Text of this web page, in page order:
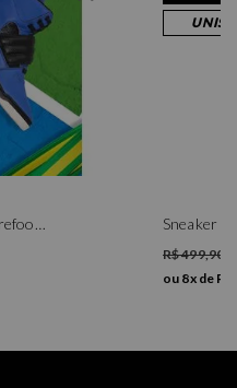
Sneaker The Z Hardcorefootwear 80304 Confort Azul/preto/amarelo
R$ 499,90
ou 8x de R$